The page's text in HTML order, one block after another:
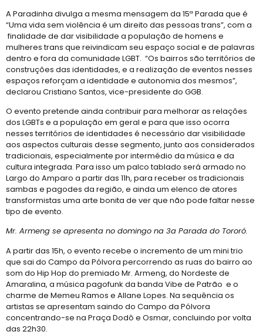
A Paradinha divulga a mesma mensagem da 15ª Parada que é
“Uma vida sem violência é um direito das pessoas trans”, com a
finalidade de dar visibilidade a população de homens e
mulheres trans que reivindicam seu espaço social e de palavras
dentro e fora da comunidade LGBT. “Os bairros são territórios de
construções das identidades, e a realização de eventos nesses
espaços reforçam a identidade e autonomia dos mesmos”,
declarou Cristiano Santos, vice-presidente do GGB.
O evento pretende ainda contribuir para melhorar as relações
dos LGBTs e a população em geral e para que isso ocorra
nesses territórios de identidades é necessário dar visibilidade
aos aspectos culturais desse segmento, junto aos considerados
tradicionais, especialmente por intermédio da música e da
cultura integrada. Para isso um palco tablado será armado no
Largo do Amparo a partir das 11h, para receber os tradicionais
sambas e pagodes da região, e ainda um elenco de atores
transformistas uma arte bonita de ver que não pode faltar nesse
tipo de evento.
Mr. Armeng se apresenta no domingo na 3a Parada do Tororó.
A partir das 15h, o evento recebe o incremento de um mini trio
que sai do Campo da Pólvora percorrendo as ruas do bairro ao
som do Hip Hop do premiado Mr. Armeng, do Nordeste de
Amaralina, a música pagofunk da banda Vibe de Patrão e o
charme de Memeu Ramos e Allane Lopes. Na sequência os
artistas se apresentam saindo do Campo da Pólvora
concentrando-se na Praça Dodô e Osmar, concluindo por volta
das 22h30.